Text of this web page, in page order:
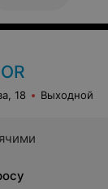
18 Выходной